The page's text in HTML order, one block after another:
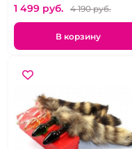
1 499 pуб. 4 190 pуб.
В корзину